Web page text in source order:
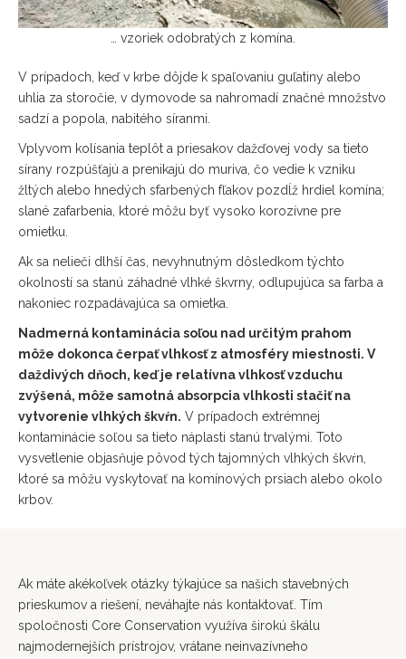
… vzoriek odobratých z komína.
V prípadoch, keď v krbe dôjde k spaľovaniu guľatiny alebo
uhlia za storočie, v dymovode sa nahromadí značné množstvo
sadzí a popola, nabitého síranmi.
Vplyvom kolísania teplôt a priesakov dažďovej vody sa tieto
sírany rozpúšťajú a prenikajú do muriva, čo vedie k vzniku
žltých alebo hnedých sfarbených fľakov pozdĺž hrdiel komína;
slané zafarbenia, ktoré môžu byť vysoko korozívne pre
omietku.
Ak sa nelieči dlhší čas, nevyhnutným dôsledkom týchto
okolností sa stanú záhadné vlhké škvrny, odlupujúca sa farba a
nakoniec rozpadávajúca sa omietka.
Nadmerná kontaminácia soľou nad určitým prahom
môže dokonca čerpať vlhkosť z atmosféry miestnosti. V
daždivých dňoch, keď je relatívna vlhkosť vzduchu
zvýšená, môže samotná absorpcia vlhkosti stačiť na
vytvorenie vlhkých škvŕn. V prípadoch extrémnej
kontaminácie soľou sa tieto náplasti stanú trvalými. Toto
vysvetlenie objasňuje pôvod tých tajomných vlhkých škvŕn,
ktoré sa môžu vyskytovať na komínových prsiach alebo okolo
krbov.
Ak máte akékoľvek otázky týkajúce sa našich stavebných
prieskumov a riešení, neváhajte nás kontaktovať. Tím
spoločnosti Core Conservation využíva širokú škálu
najmodernejších prístrojov, vrátane neinvazívneho